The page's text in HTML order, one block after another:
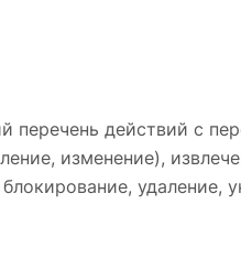
перечень действий с
изменение),
удаление,